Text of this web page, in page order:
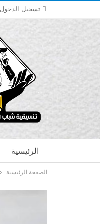
تسجيل الدخول
الرئيسية
الصفحة الرئيسية